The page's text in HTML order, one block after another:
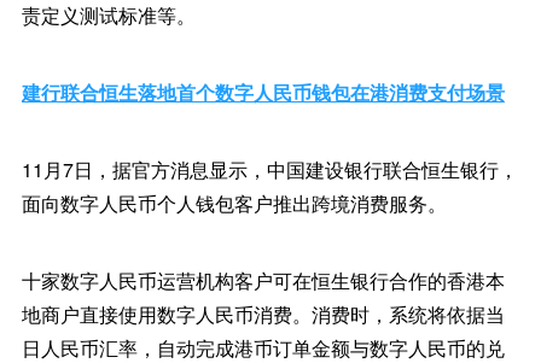
责定义测试标准等。
建行联合恒生落地首个数字人民币钱包在港消费支付场景
11月7日，据官方消息显示，中国建设银行联合恒生银行，
面向数字人民币个人钱包客户推出跨境消费服务。
十家数字人民币运营机构客户可在恒生银行合作的香港本
地商户直接使用数字人民币消费。消费时，系统将依据当
日人民币汇率，自动完成港币订单金额与数字人民币的兑